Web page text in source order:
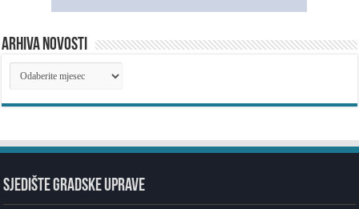
ARHIVA NOVOSTI
ARHIVA
NOVOSTI
SJEDIŠTE GRADSKE UPRAVE